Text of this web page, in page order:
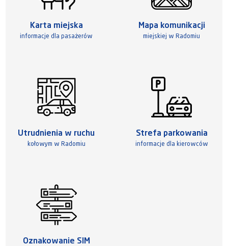
Karta miejska
informacje dla pasażerów
Mapa komunikacji
miejskiej w Radomiu
Utrudnienia w ruchu
kołowym w Radomiu
Strefa parkowania
informacje dla kierowców
Oznakowanie SIM